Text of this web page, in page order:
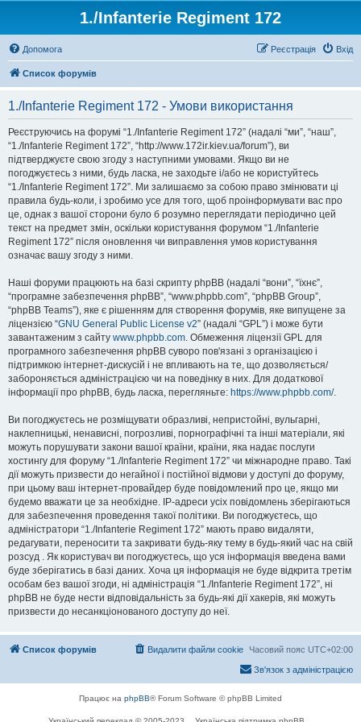
1./Infanterie Regiment 172
Допомога Вхід
Реєстрація
Список форумів
1./Infanterie Regiment 172 - Умови використання
Реєструючись на форумі “1./Infanterie Regiment 172” (надалі “ми”, “наш”,
“1./Infanterie Regiment 172”, “http://www.172ir.kiev.ua/forum”), ви
підтверджуєте свою згоду з наступними умовами. Якщо ви не
погоджуєтесь з ними, будь ласка, не заходьте і/або не користуйтесь
“1./Infanterie Regiment 172”. Ми залишаємо за собою право змінювати ці
правила будь-коли, і зробимо усе для того, щоб проінформувати вас про
це, однак з вашої сторони було б розумно переглядати періодично цей
текст на предмет змін, оскільки користування форумом “1./Infanterie
Regiment 172” після оновлення чи виправлення умов користування
означає вашу згоду з ними.
Наші форуми працюють на базі скрипту phpBB (надалі “вони”, “їхнє”,
“програмне забезпечення phpBB”, “www.phpbb.com”, “phpBB Group”,
“phpBB Teams”), яке є рішенням для створення форумів, яке випущене за
ліцензією “GNU General Public License v2” (надалі “GPL”) і може бути
завантаженим з сайту www.phpbb.com. Обмеження ліцензії GPL для
програмного забезпечення phpBB суворо пов'язані з організацією і
підтримкою інтернет-дискусій і не впливають на те, що дозволяється/
забороняється адміністрацією чи на поведінку в них. Для додаткової
інформації про phpBB, будь ласка, перегляньте: https://www.phpbb.com/.
Ви погоджуєтесь не розміщувати образливі, непристойні, вульгарні,
наклепницькі, ненависні, погрозливі, порнографічні та інші матеріали, які
можуть порушувати закони вашої країни, країни, яка надає послуги
хостингу для форуму “1./Infanterie Regiment 172” чи міжнародне право. Такі
дії можуть призвести до негайної і постійної відмови у доступі до форуму,
при цьому ваш інтернет-провайдер буде повідомлений про це, якщо ми
будемо вважати це за необхідне. IP-адреси усіх повідомлень зберігаються
для забезпечення проведення такої політики. Ви погоджуєтесь, що
адміністратори “1./Infanterie Regiment 172” мають право видаляти,
редагувати, переносити та закривати будь-яку тему в будь-який час на свій
розсуд . Як користувач ви погоджуєтесь, що уся інформація введена вами
буде зберігатись в базі даних. Хоча ця інформація не буде відкрита третім
особам без вашої згоди, ні адміністрація “1./Infanterie Regiment 172”, ні
phpBB не буде нести відповідальність за будь-які дії хакерів, які можуть
призвести до несанкціонованого доступу до неї.
Список форумів Часовий пояс UTC+02:00
Видалити файли cookie
Зв'язок з адміністрацією
Працює на phpBB® Forum Software © phpBB Limited